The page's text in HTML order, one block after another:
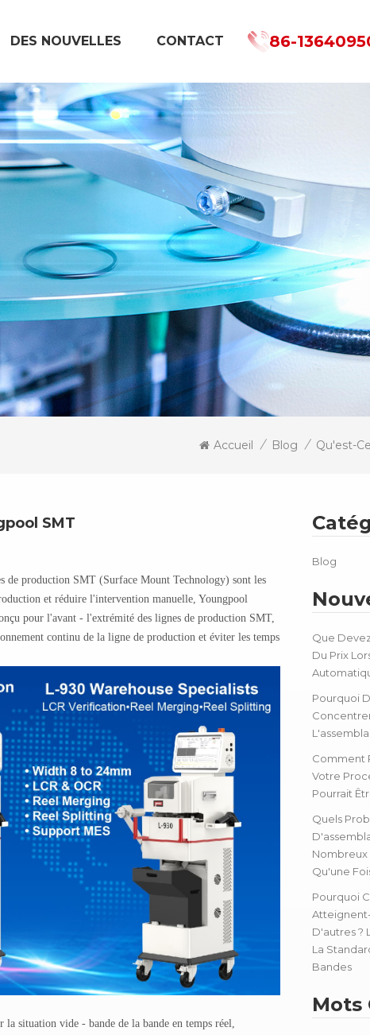
86-
DES NOUVELLES CONTACT
Accueil / Blog /
Blog
Que
Du Prix
Pourquoi
Comment
Votre
Pourrait
Quels
Nombreux
Qu'une
Pourquoi
D'autres ?
La
Bandes
Mots
SMT
de production SMT (Surface Mount Technology) sont les
et réduire l'intervention manuelle, Youngpool
pour l'avant - l'extrémité des lignes de production SMT,
continu de la ligne de production et éviter les temps
situation vide - bande de la bande en temps réel,